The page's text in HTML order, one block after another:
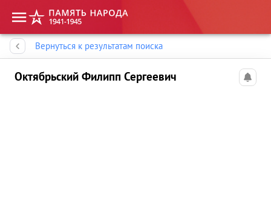
Вернуться к результатам поиска
Октябрьский Филипп Сергеевич
Память народа